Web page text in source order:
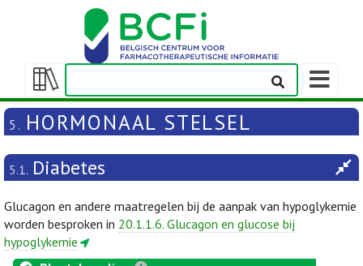
Weergeven/verbergen
inhoudstafel
5. HORMONAAL STELSEL
5.1. Diabetes
Glucagon en andere maatregelen bij de aanpak van hypoglykemie
worden besproken in 20.1.1.6. Glucagon en glucose bij
hypoglykemie